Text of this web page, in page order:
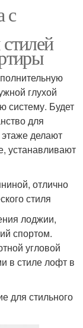
с
глухой
систему. Будет
для
делают
устанавливают
отлично
стиля
лоджии,
спортом.
угловой
в стиле лофт в
для стильного